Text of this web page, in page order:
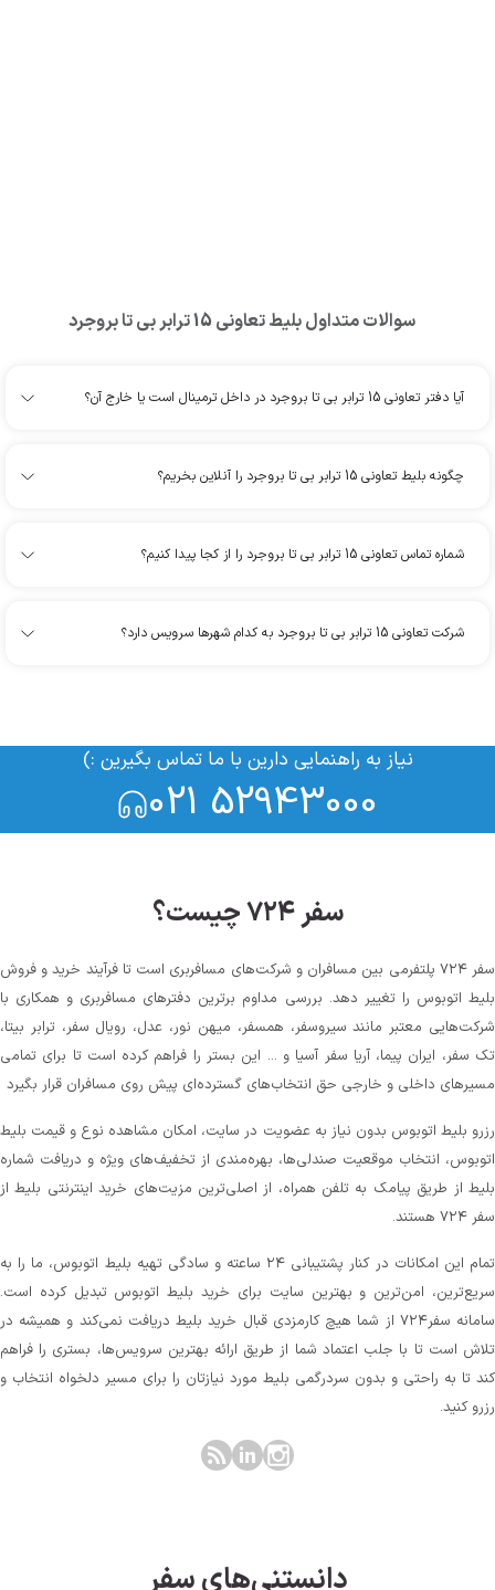
سوالات متداول بلیطتعاونی 15 ترابر بی تا بروجرد
آیا دفتر تعاونی 15 ترابر بی تا بروجرد در داخل ترمینال است یا خارج آن؟
چگونه بلیط تعاونی 15 ترابر بی تا بروجرد را آنلاین بخریم؟
شماره تماس تعاونی 15 ترابر بی تا بروجرد را از کجا پیدا کنیم؟
شرکت تعاونی 15 ترابر بی تا بروجرد به کدام شهرها سرویس دارد؟
نیاز به راهنمایی دارین با ما تماس بگیرین :)
021 52943000
سفر ۷۲۴ چیست؟
سفر ۷۲۴ پلتفرمی بین مسافران و شرکت‌های مسافربری است تا فرآیند خرید و فروش
اتوبوس را تغییر دهد. بررسی مداوم برترین دفترهای مسافربری و همکاری با
معتبر مانند سیروسفر، همسفر، میهن‌ نور، عدل، رویال سفر، ترابر بیتا،
سفر، ایران پیما، آریا سفر آسیا و ... این بستر را فراهم کرده است تا برای تمامی
داخلی و خارجی حق انتخاب‌های گسترده‌ای پیش روی مسافران قرار بگیرد
بلیط اتوبوس بدون نیاز به عضویت در سایت، امکان مشاهده نوع و قیمت بلیط
انتخاب موقعیت صندلی‌ها، بهره‌مندی از تخفیف‌های ویژه و دریافت شماره‌
از طریق پیامک به تلفن همراه، از اصلی‌ترین مزیت‌های خرید اینترنتی بلیط از
هستند.
تمام این امکانات در کنار پشتیبانی‌ ۲۴ ساعته و سادگی تهیه بلیط اتوبوس، ما را به
امن‌ترین و بهترین سایت برای خرید بلیط اتوبوس تبدیل کرده است.
سامانه سفر۷۲۴ از شما هیچ کارمزدی قبال خرید بلیط دریافت نمی‌کند و همیشه در
است تا با جلب اعتماد شما از طریق ارائه بهترین سرویس‌ها، بستری را فراهم
تا به راحتی و بدون سردرگمی بلیط مورد نیازتان را برای مسیر دلخواه انتخاب و
کنید.
دانستنی‌های سفر